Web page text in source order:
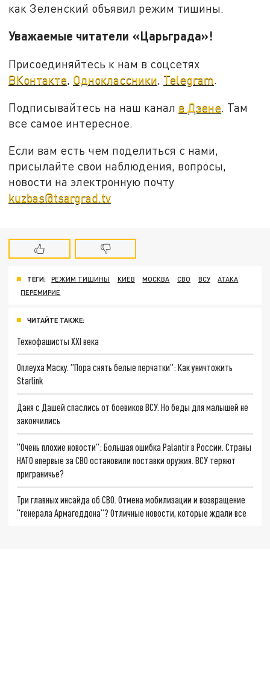
как Зеленский объявил режим тишины.
Уважаемые читатели «Царьграда»!
Присоединяйтесь к нам в соцсетях
ВКонтакте, Одноклассники, Telegram.
Подписывайтесь на наш канал в Дзене . Там
все самое интересное.
Если вам есть чем поделиться с нами,
присылайте свои наблюдения, вопросы,
новости на электронную почту
kuzbas@tsargrad.tv
ТЕГИ: РЕЖИМ ТИШИНЫ КИЕВ МОСКВА СВО ВСУ
АТАКА
ПЕРЕМИРИЕ
ЧИТАЙТЕ ТАКЖЕ:
Технофашисты XXI века
Оплеуха Маску. "Пора снять белые перчатки": Как уничтожить
Starlink
Даня с Дашей спаслись от боевиков ВСУ. Но беды для малышей не
закончились
"Очень плохие новости": Большая ошибка Palantir в России. Страны
НАТО впервые за СВО остановили поставки оружия. ВСУ теряют
приграничье?
Три главных инсайда об СВО. Отмена мобилизации и возвращение
"генерала Армагеддона"? Отличные новости, которые ждали все